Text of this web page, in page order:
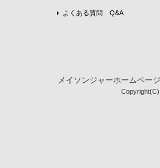
よくある質問 Q&A
メイソンジャーホームペー